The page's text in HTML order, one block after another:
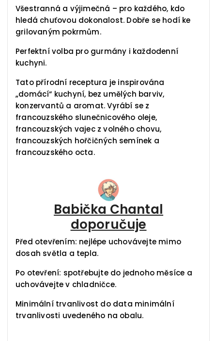
Všestranná a výjimečná – pro každého, kdo
hledá chuťovou dokonalost. Dobře se hodí ke
grilovaným pokrmům.
Perfektní volba pro gurmány i každodenní
kuchyni.
Tato přírodní receptura je inspirována
„domácí“ kuchyní, bez umělých barviv,
konzervantů a aromat. Vyrábí se z
francouzského slunečnicového oleje,
francouzských vajec z volného chovu,
francouzských hořčičných semínek a
francouzského octa.
Babička Chantal
doporučuje
Před otevřením: nejlépe uchovávejte mimo
dosah světla a tepla.
Po otevření: spotřebujte do jednoho měsíce a
uchovávejte v chladničce.
Minimální trvanlivost do data minimální
trvanlivosti uvedeného na obalu.